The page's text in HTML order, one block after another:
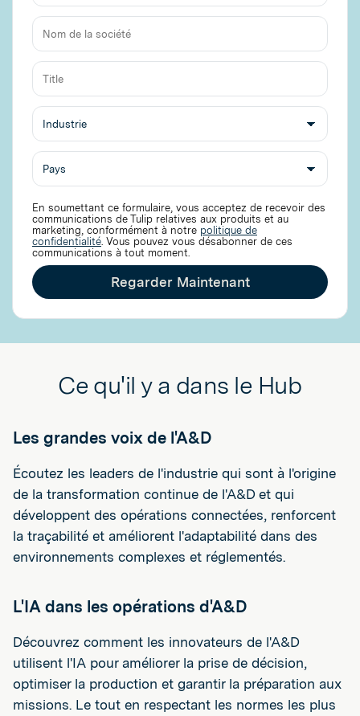
Adresse
électronique
Nom
de
la
société
En soumettant ce formulaire, vous acceptez de recevoir des
communications de Tulip relatives aux produits et au
marketing, conformément à notre politique de
confidentialité. Vous pouvez vous désabonner de ces
communications à tout moment.
Regarder Maintenant
Ce qu'il y a dans le Hub
Les grandes voix de l'A&D
Écoutez les leaders de l'industrie qui sont à l'origine
de la transformation continue de l'A&D et qui
développent des opérations connectées, renforcent
la traçabilité et améliorent l'adaptabilité dans des
environnements complexes et réglementés.
L'IA dans les opérations d'A&D
Découvrez comment les innovateurs de l'A&D
utilisent l'IA pour améliorer la prise de décision,
optimiser la production et garantir la préparation aux
missions. Le tout en respectant les normes les plus